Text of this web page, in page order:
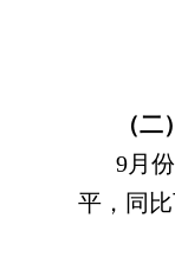
（
9月份
平 ， 同